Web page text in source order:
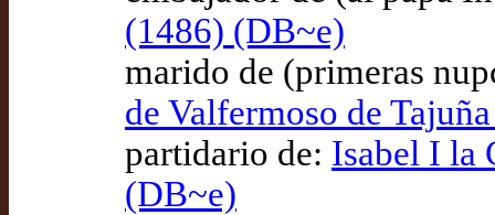
(1486) (DB~e)
marido de (primeras
de Valfermoso de
partidario de: Isabel I la
(DB~e)